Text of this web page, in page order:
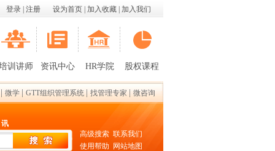
设为首页 加入收藏 加入我们
登录 注册
训讲师 资讯中心 HR学院 股权课程
微学 GTT组织管理系统 找管理专家 微咨询
讯
高级搜索 联系我们
使用帮助
网站地图